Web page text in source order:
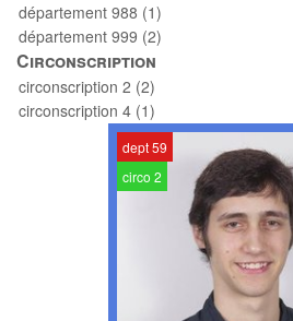
département 988 (1)
département 999 (2)
Circonscription
circonscription 2 (2)
circonscription 4 (1)
dept 59
circo 2